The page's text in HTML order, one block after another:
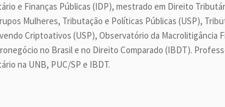
e Finanças Públicas (IDP), mestrado em Direito
Mulheres, Tributação e Políticas Públicas (USP),
Criptoativos (USP), Observatório da Macrolitigância
no Brasil e no Direito Comparado (IBDT).
na UNB, PUC/SP e IBDT.